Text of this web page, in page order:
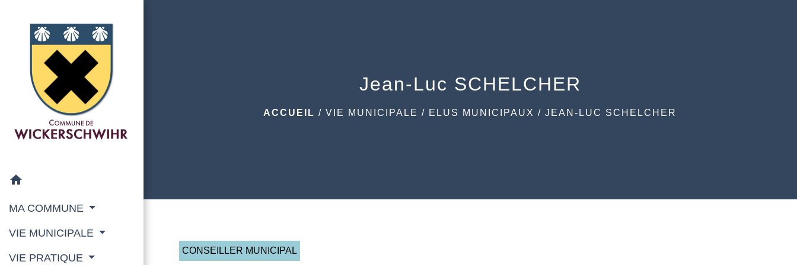
home
MA COMMUNE
VIE MUNICIPALE
VIE PRATIQUE
Jean-Luc SCHELCHER
ACCUEIL /VIE MUNICIPALE / ELUS MUNICIPAUX /JEAN-LUC SCHELCHER
CONSEILLER MUNICIPAL